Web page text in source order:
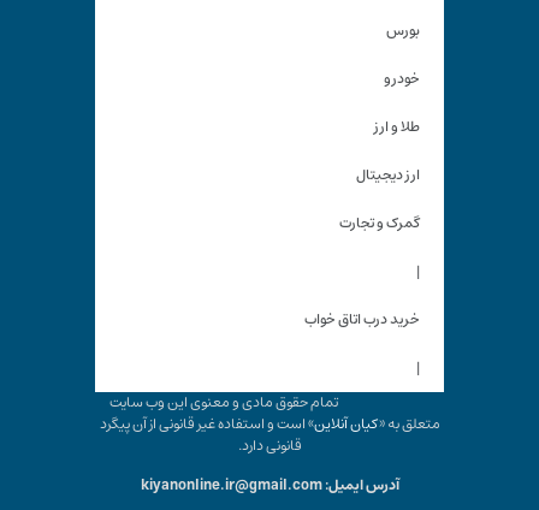
بورس
خودرو
طلا و ارز
ارز دیجیتال
گمرک و تجارت
|
خرید درب اتاق خواب
|
تمام حقوق مادی و معنوی این وب سایت
متعلق به «کیان آنلاین» است و استفاده غیر قانونی از آن پیگرد
قانونی دارد.
آدرس ایمیل: kiyanonline.ir@gmail.com